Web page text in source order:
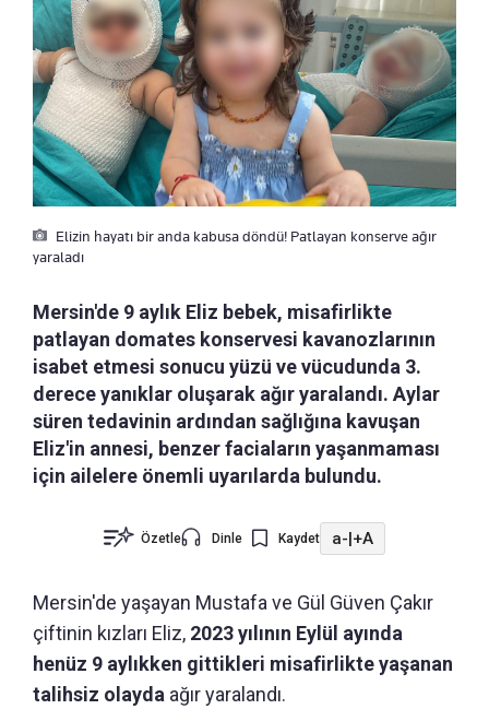
Elizin hayatı bir anda kabusa döndü! Patlayan konserve ağır
yaraladı
Mersin'de 9 aylık Eliz bebek, misafirlikte
patlayan domates konservesi kavanozlarının
isabet etmesi sonucu yüzü ve vücudunda 3.
derece yanıklar oluşarak ağır yaralandı. Aylar
süren tedavinin ardından sağlığına kavuşan
Eliz'in annesi, benzer faciaların yaşanmaması
için ailelere önemli uyarılarda bulundu.
Özetle Dinle Kaydet a-|+A
Mersin'de yaşayan Mustafa ve Gül Güven Çakır
çiftinin kızları Eliz, 2023 yılının Eylül ayında
henüz 9 aylıkken gittikleri misafirlikte yaşanan
talihsiz olayda ağır yaralandı.